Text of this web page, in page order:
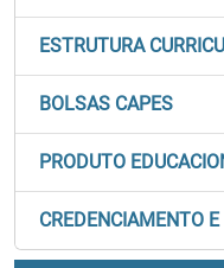
ESTRUTURA
BOLSAS CAPES
PRODUTO
CREDENCIAMENTO